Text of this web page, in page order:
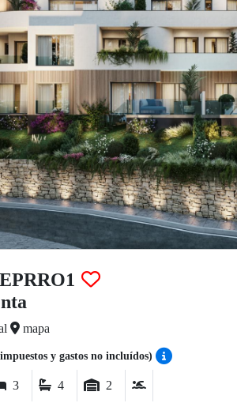
mapa
y gastos no incluídos)
3 4 2